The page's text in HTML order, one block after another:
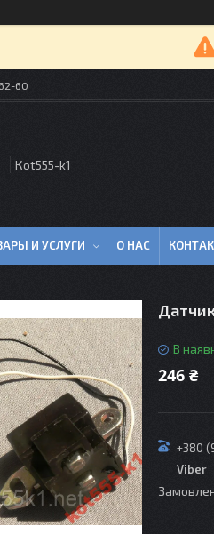
60
Кot555-k1
И УСЛУГИ О НАС
В
246 ₴
+380
Viber